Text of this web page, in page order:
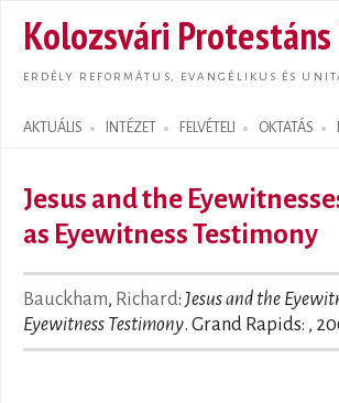
Kolozsvári
ERDÉLY REFORMÁTUS, EVANGÉLIKUS ÉS
AKTUÁLIS INTÉZET FELVÉTELI OKTATÁS
Search form
Jesus and the
as Eyewitness Testimony
Bauckham, Richard: Jesus and the
Eyewitness Testimony. Grand Rapids: ,